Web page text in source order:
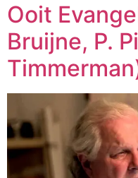
Ooit
Bruijne, P.